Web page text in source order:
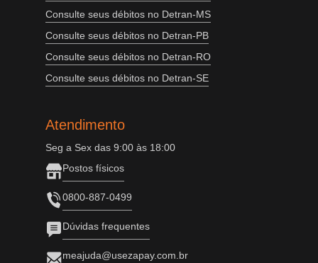
Consulte seus débitos no Detran-MS
Consulte seus débitos no Detran-PB
Consulte seus débitos no Detran-RO
Consulte seus débitos no Detran-SE
Atendimento
Seg a Sex das 9:00 às 18:00
Postos físicos
0800-887-0499
Dúvidas frequentes
meajuda@usezapay.com.br